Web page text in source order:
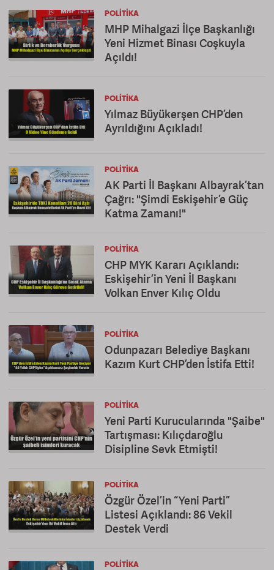
POLITIKA
MHP Mihalgazi İlçe Başkanlığı
Yeni Hizmet Binası Coşkuyla
Açıldı!
POLITIKA
Yılmaz Büyükerşen CHP’den
Ayrıldığını Açıkladı!
POLITIKA
AK Parti İl Başkanı Albayrak’tan
Çağrı: "Şimdi Eskişehir’e Güç
Katma Zamanı!"
POLITIKA
CHP MYK Kararı Açıklandı:
Eskişehir’in Yeni İl Başkanı
Volkan Enver Kılıç Oldu
POLITIKA
Odunpazarı Belediye Başkanı
Kazım Kurt CHP’den İstifa Etti!
POLITIKA
Yeni Parti Kurucularında "Şaibe"
Tartışması: Kılıçdaroğlu
Disipline Sevk Etmişti!
POLITIKA
Özgür Özel’in “Yeni Parti”
Listesi Açıklandı: 86 Vekil
Destek Verdi
POLITIKA